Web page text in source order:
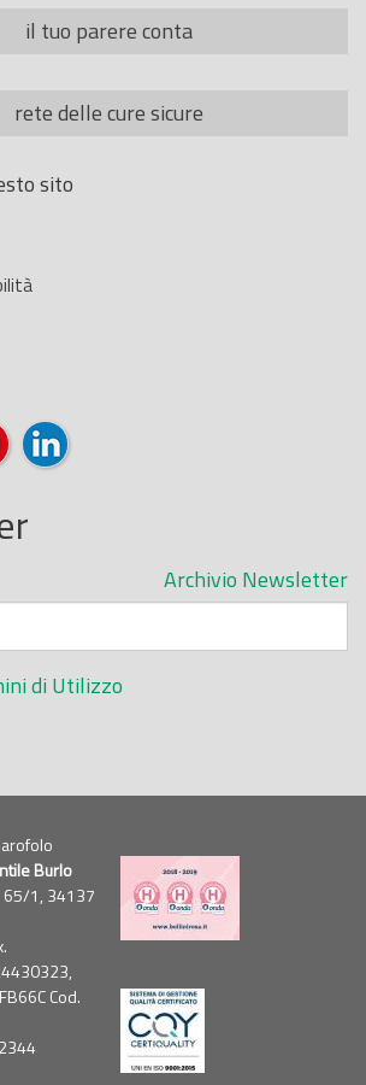
il tuo parere conta
rete delle cure sicure
sito
Archivio Newsletter
di Utilizzo
Burlo
65/1, 34137
Cod.